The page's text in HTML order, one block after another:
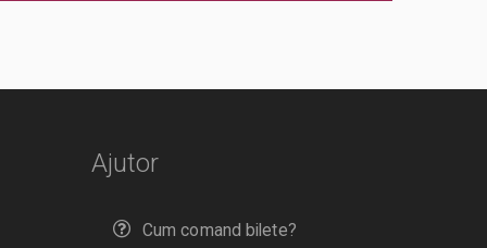
Ajutor
Cum comand bilete?